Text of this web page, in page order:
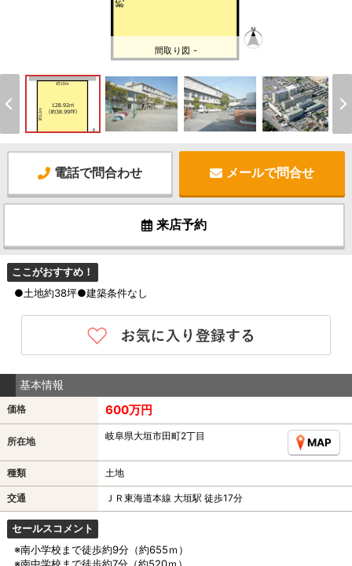
間取り図 -
電話で問合わせ メールで問合せ
来店予約
ここがおすすめ！
●土地約38坪●建築条件なし
基本情報
価格 600万円
所在地 岐阜県大垣市田町2丁目
MAP
種類 土地
交通 ＪＲ東海道本線 大垣駅 徒歩17分
セールスコメント
※南小学校まで徒歩約9分（約655ｍ）